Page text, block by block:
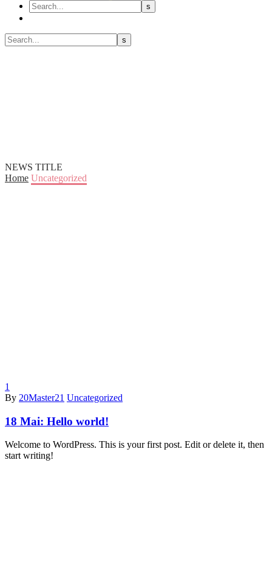
NEWS TITLE
Home Uncategorized
1
By 20Master21 Uncategorized
18 Mai: Hello world!
Welcome to WordPress. This is your first post. Edit or delete it, then
start writing!